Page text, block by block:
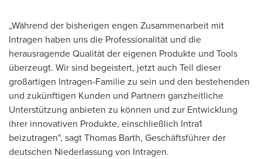
„Während der bisherigen engen Zusammenarbeit mit
Intragen haben uns die Professionalität und die
herausragende Qualität der eigenen Produkte und Tools
überzeugt. Wir sind begeistert, jetzt auch Teil dieser
großartigen Intragen-Familie zu sein und den bestehenden
und zukünftigen Kunden und Partnern ganzheitliche
Unterstützung anbieten zu können und zur Entwicklung
ihrer innovativen Produkte, einschließlich Intra1
beizutragen", sagtThomas Barth, Geschäftsführer der
deutschen Niederlassung von Intragen.